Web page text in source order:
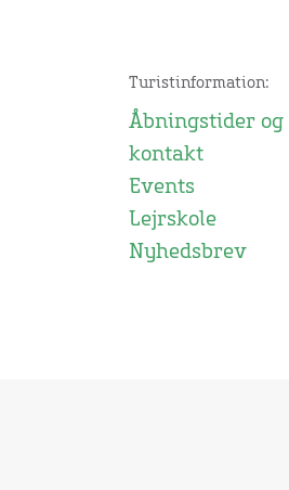
Turistinformation:
Åbningstider og
kontakt
Events
Lejrskole
Nyhedsbrev